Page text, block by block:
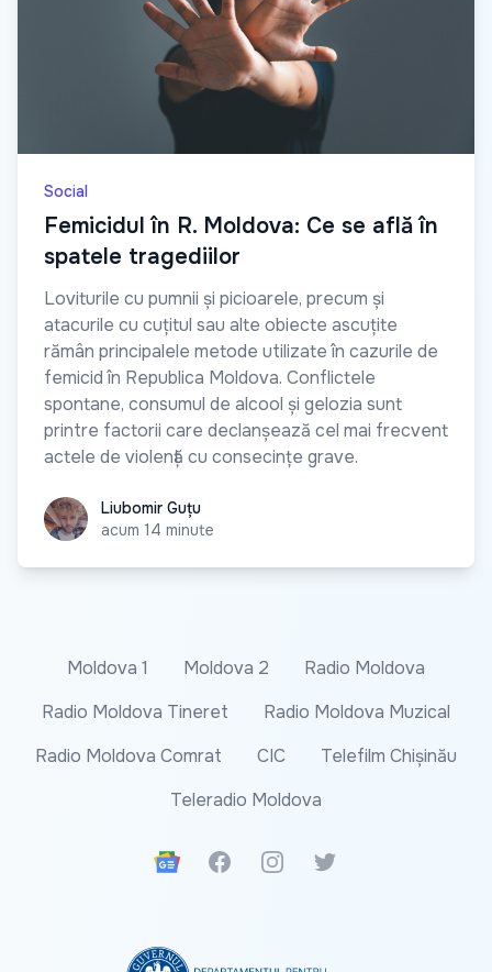
Social
Femicidul în R. Moldova: Ce se află în
spatele tragediilor
Loviturile cu pumnii și picioarele, precum și
atacurile cu cuțitul sau alte obiecte ascuțite
rămân principalele metode utilizate în cazurile de
femicid în Republica Moldova. Conflictele
spontane, consumul de alcool și gelozia sunt
printre factorii care declanșează cel mai frecvent
actele de violență cu consecințe grave.
Liubomir Guțu
Liubomir Guțu
acum 14 minute
Moldova 1 Moldova 2
Radio Moldova
Radio Moldova Tineret
Radio Moldova Muzical
Radio Moldova Comrat
CIC
Telefilm Chișinău
Teleradio Moldova
Google News
FacebookInstagramTwitter